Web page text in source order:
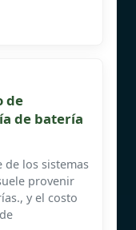
de
de batería
de los sistemas
provenir
y el costo